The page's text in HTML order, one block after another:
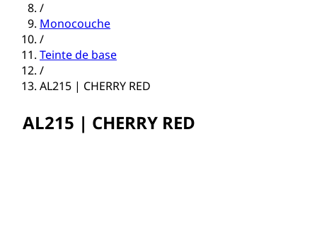
/
Monocouche
/
Teinte de base
/
AL215 | CHERRY RED
AL215 | CHERRY RED